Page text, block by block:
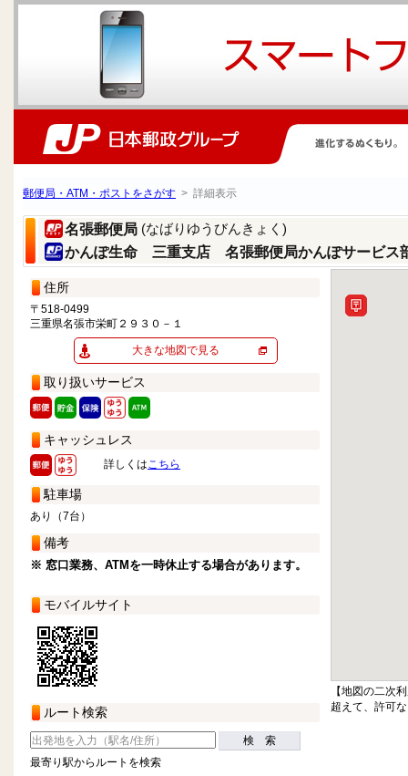
郵便局・ATM・ポストをさがす > 詳細表示
名張郵便局 (なばりゆうびんきょく)
かんぽ生命 三重支店 名張郵便局かんぽサービス
住所
〒518-0499
三重県名張市栄町２９３０－１
大きな地図で見る
取り扱いサービス
キャッシュレス
詳しくはこちら
駐車場
あり（7台）
備考
※ 窓口業務、ATMを一時休止する場合があります。
モバイルサイト
ルート検索
検 索
最寄り駅からルートを検索
【地図の二次
超えて、許可